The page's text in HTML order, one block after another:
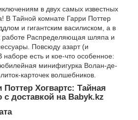
в двух самых известных
В Тайной комнате Гарри Поттер
и гигантским василиском, а в
работе Распределяющая шляпа и
Повсюду азарт (и
наборе есть и кое-что особенное:
юбилейная минифигурка Волан-де-
карточек волшебников.
Поттер Хогвартс: Тайная
с доставкой на Babyk.kz